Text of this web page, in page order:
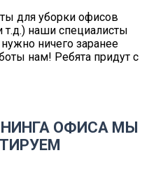
для уборки офисов
т.д.) наши специалисты
ничего заранее
нам! Ребята придут с
ОФИСА МЫ